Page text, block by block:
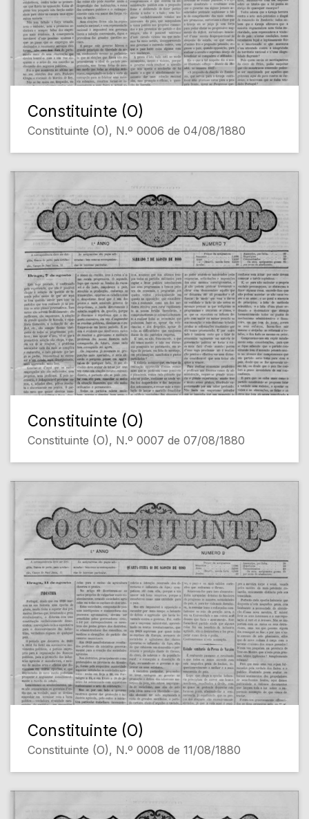
Constituinte (O)
Constituinte (O), N.º 0006 de 04/08/1880
Constituinte (O)
Constituinte (O), N.º 0007 de 07/08/1880
Constituinte (O)
Constituinte (O), N.º 0008 de 11/08/1880